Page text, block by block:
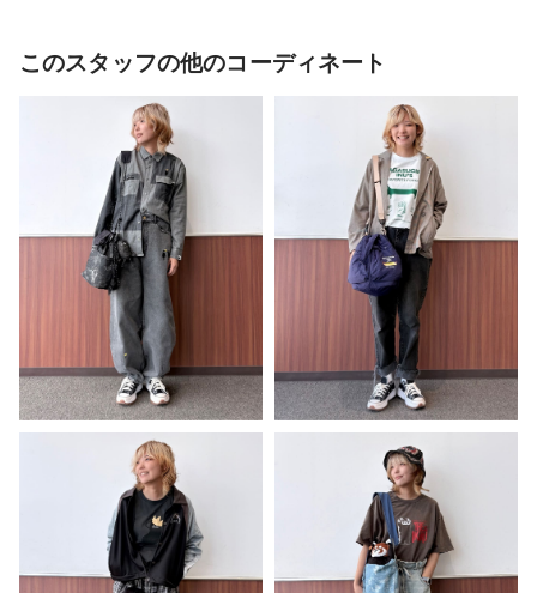
このスタッフの他のコーディネート